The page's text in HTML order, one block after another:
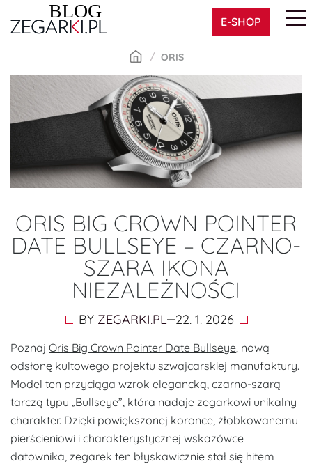
E-SHOP
ORIS
ORIS BIG CROWN POINTER
DATE BULLSEYE – CZARNO-
SZARA IKONA
NIEZALEŻNOŚCI
BY ZEGARKI.PL 22. 1. 2026
Poznaj Oris Big Crown Pointer Date Bullseye , nową
odsłonę kultowego projektu szwajcarskiej manufaktury.
Model ten przyciąga wzrok elegancką, czarno-szarą
tarczą typu „Bullseye”, która nadaje zegarkowi unikalny
charakter. Dzięki powiększonej koronce, żłobkowanemu
pierścieniowi i charakterystycznej wskazówce
datownika, zegarek ten błyskawicznie stał się hitem